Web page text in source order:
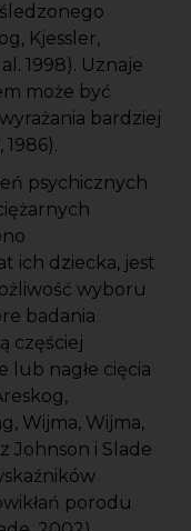
Kjessler,
1998). Uznaje
może być
bardziej
psychicznych
ich dziecka, jest
wyboru
badania
częściej
lub nagłe cięcia
Wijma, Wijma,
Johnson i Slade
porodu